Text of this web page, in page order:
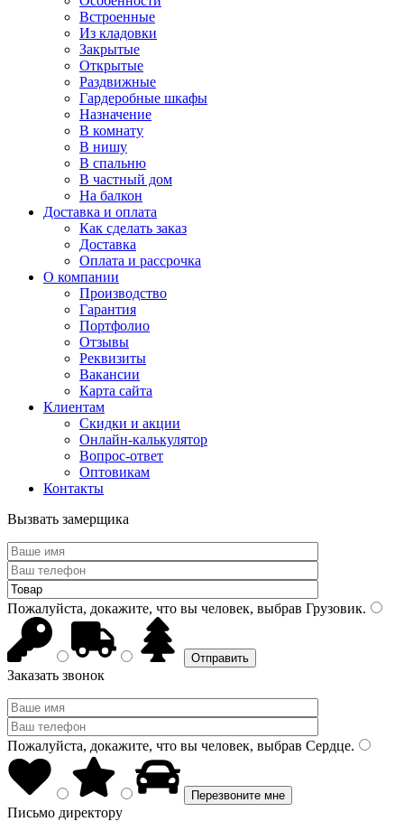
Встроенные
Из кладовки
Закрытые
Открытые
Раздвижные
Гардеробные шкафы
Назначение
В комнату
В нишу
В спальню
В частный дом
На балкон
Доставка и оплата
Как сделать заказ
Доставка
Оплата и рассрочка
О компании
Производство
Гарантия
Портфолио
Отзывы
Реквизиты
Вакансии
Карта сайта
Клиентам
Скидки и акции
Онлайн-калькулятор
Вопрос-ответ
Оптовикам
Контакты
Вызвать замерщика
Пожалуйста, докажите, что вы человек, выбрав Грузовик.
Заказать звонок
Пожалуйста, докажите, что вы человек, выбрав Сердце.
Письмо директору